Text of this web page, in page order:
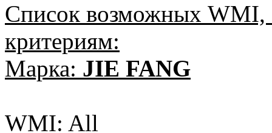
Список возможных
критериям:
Марка: JIE FANG
WMI: All